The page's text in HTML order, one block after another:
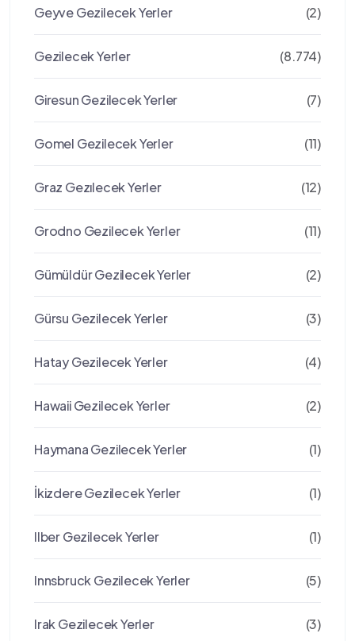
Geyve Gezilecek Yerler (2)
Gezilecek Yerler (8.774)
Giresun Gezilecek Yerler (7)
Gomel Gezilecek Yerler (11)
Graz Gezılecek Yerler (12)
Grodno Gezilecek Yerler (11)
Gümüldür Gezilecek Yerler (2)
Gürsu Gezilecek Yerler (3)
Hatay Gezilecek Yerler (4)
Hawaii Gezilecek Yerler (2)
Haymana Gezilecek Yerler (1)
İkizdere Gezilecek Yerler (1)
Ilber Gezilecek Yerler (1)
Innsbruck Gezilecek Yerler (5)
Irak Gezilecek Yerler (3)